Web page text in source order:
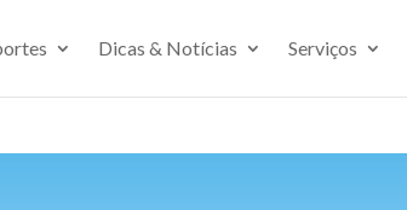
Dicas & Notícias Serviços